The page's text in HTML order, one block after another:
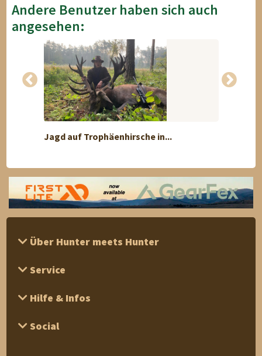
Andere Benutzer haben sich auch
angesehen:
Jagd auf Trophäenhirsche in...
Über Hunter meets Hunter
Service
Hilfe & Infos
Social